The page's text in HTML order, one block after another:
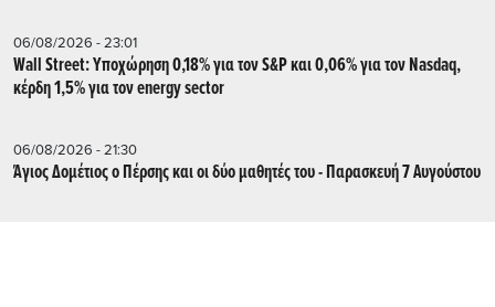
06/08/2026 - 23:01
Wall Street: Υποχώρηση 0,18% για τον S&P και 0,06% για τον Nasdaq,
κέρδη 1,5% για τον energy sector
06/08/2026 - 21:30
Άγιος Δομέτιος ο Πέρσης και οι δύο μαθητές του - Παρασκευή 7 Αυγούστου